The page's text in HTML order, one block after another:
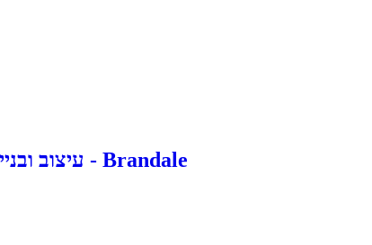
Brandale - עיצוב ובניית אתרים